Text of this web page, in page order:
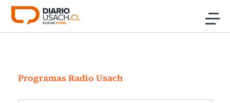
Click acá para ir directamente al contenido
Investigación
Programas Radio Usach